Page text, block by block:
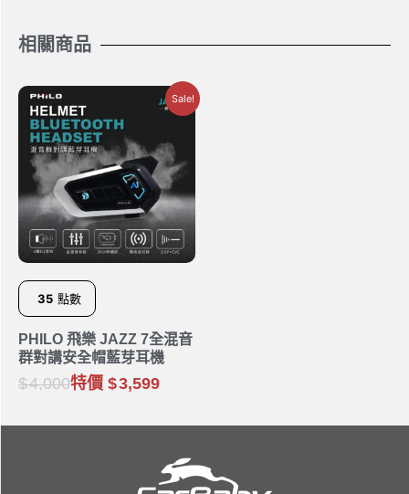
相關商品
Sale!
35 點數
PHILO 飛樂 JAZZ 7全混音
群對講安全帽藍芽耳機
4,000特價 3,599